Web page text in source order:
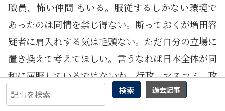
検索 過去記事
職員、怖い仲間 もいる。服従するしかない環境で
あったのは同情を禁じ得ない。断っておくが増田容
疑者に肩入れする気は毛頭ない。ただ自分の立場に
置き換えて考えてほしい。言うなれば日本全体が同
和に屈服しているではないか。行政、マスコミ、政
治家、大手企業など屈服どころか尖兵と化した。